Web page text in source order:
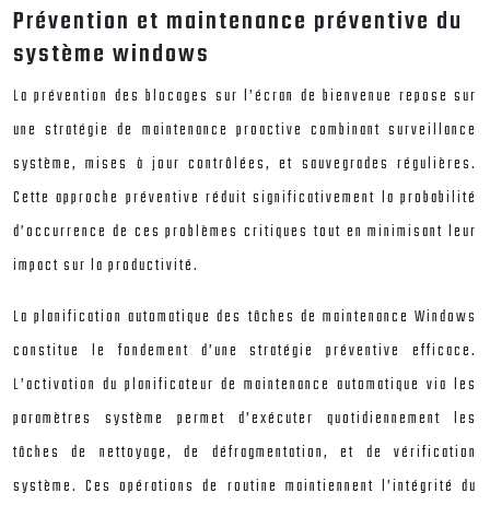
Prévention et maintenance préventive du
système windows
La prévention des blocages sur l’écran de bienvenue repose sur
une stratégie de maintenance proactive combinant surveillance
système, mises à jour contrôlées, et sauvegrades régulières.
Cette approche préventive réduit significativement la probabilité
d’occurrence de ces problèmes critiques tout en minimisant leur
impact sur la productivité.
La planification automatique des tâches de maintenance Windows
constitue le fondement d’une stratégie préventive efficace.
L’activation du planificateur de maintenance automatique via les
paramètres système permet d’exécuter quotidiennement les
tâches de nettoyage, de défragmentation, et de vérification
système. Ces opérations de routine maintiennent l’intégrité du